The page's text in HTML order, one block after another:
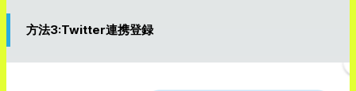
方法3:Twitter連携登録